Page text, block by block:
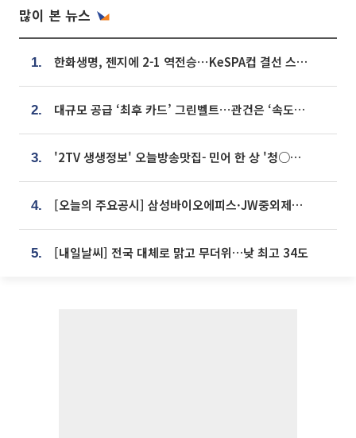
많이 본 뉴스
1. 한화생명, 젠지에 2-1 역전승⋯KeSPA컵 결선 스테이지 2 직행
2. 대규모 공급 ‘최후 카드’ 그린벨트⋯관건은 ‘속도’ [주택공급 승부수의 조건]
3. '2TV 생생정보' 오늘방송맛집- 민어 한 상 '청○○○' vs 전복 한 상 '명○'
4. [오늘의 주요공시] 삼성바이오에피스·JW중외제약·한미반도체·SK바이오사이언스 등
5. [내일날씨] 전국 대체로 맑고 무더위…낮 최고 34도